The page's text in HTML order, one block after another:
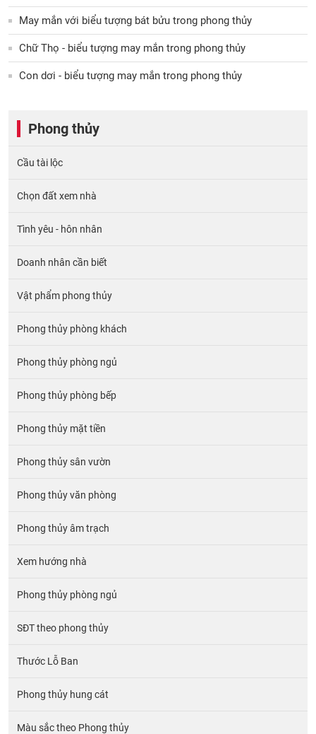
May mắn với biểu tượng bát bửu trong phong thủy
Chữ Thọ - biểu tượng may mắn trong phong thủy
Con dơi - biểu tượng may mắn trong phong thủy
Phong thủy
Cầu tài lộc
Chọn đất xem nhà
Tình yêu - hôn nhân
Doanh nhân cần biết
Vật phẩm phong thủy
Phong thủy phòng khách
Phong thủy phòng ngủ
Phong thủy phòng bếp
Phong thủy mặt tiền
Phong thủy sân vườn
Phong thủy văn phòng
Phong thủy âm trạch
Xem hướng nhà
Phong thủy phòng ngủ
SĐT theo phong thủy
Thước Lỗ Ban
Phong thủy hung cát
Màu sắc theo Phong thủy